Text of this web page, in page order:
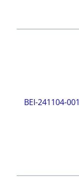
BEI-241104-001